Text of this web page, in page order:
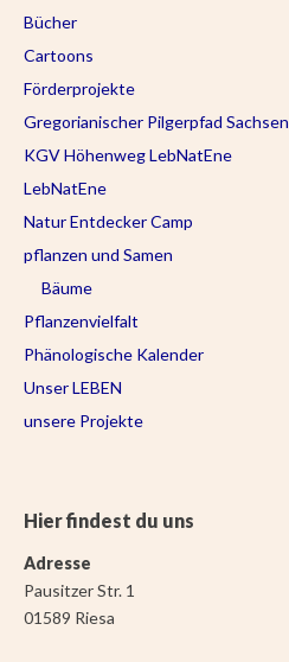
Bücher
Cartoons
Förderprojekte
Gregorianischer Pilgerpfad Sachsen
KGV Höhenweg LebNatEne
LebNatEne
Natur Entdecker Camp
pflanzen und Samen
Bäume
Pflanzenvielfalt
Phänologische Kalender
Unser LEBEN
unsere Projekte
Hier findest du uns
Adresse
Pausitzer Str. 1
01589 Riesa